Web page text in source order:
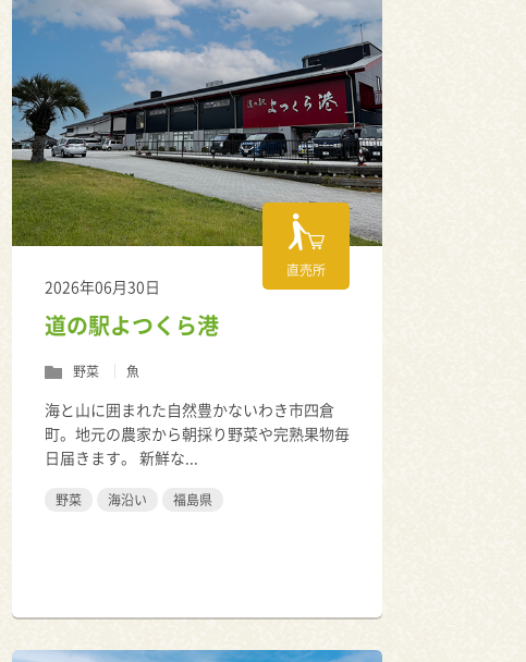
直売所
2026年06月30日
道の駅よつくら港
野菜 魚
海と山に囲まれた自然豊かないわき市四倉
町。地元の農家から朝採り野菜や完熟果物毎
日届きます。 新鮮な...
野菜 海沿い 福島県